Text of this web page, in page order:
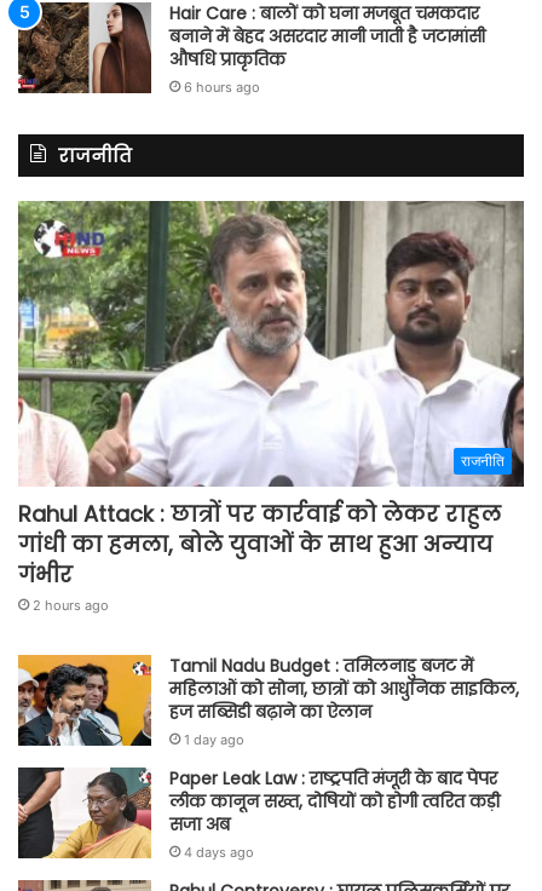
Hair Care : बालों को घना मजबूत चमकदार
बनाने में बेहद असरदार मानी जाती है जटामांसी
औषधि प्राकृतिक
6 hours ago
राजनीति
राजनीति
Rahul Attack : छात्रों पर कार्रवाई को लेकर राहुल
गांधी का हमला, बोले युवाओं के साथ हुआ अन्याय
गंभीर
2 hours ago
Tamil Nadu Budget : तमिलनाडु बजट में
महिलाओं को सोना, छात्रों को आधुनिक साइकिल,
हज सब्सिडी बढ़ाने का ऐलान
1 day ago
Paper Leak Law : राष्ट्रपति मंजूरी के बाद पेपर
लीक कानून सख्त, दोषियों को होगी त्वरित कड़ी
सजा अब
4 days ago